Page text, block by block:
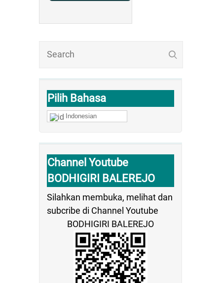
Pilih Bahasa
Indonesian
Channel Youtube
BODHIGIRI BALEREJO
Silahkan membuka, melihat dan
subcribe di Channel Youtube
BODHIGIRI BALEREJO